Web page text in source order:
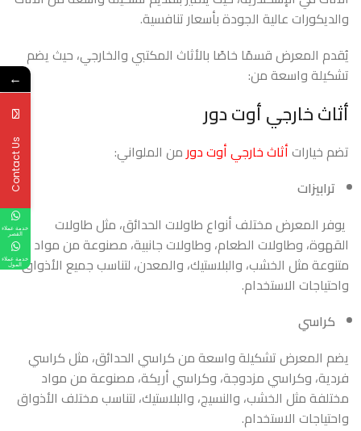
والديكورات عالية الجودة بأسعار تنافسية.
يُقدم المعرض قسمًا خاصًا بالأثاث المكتبي والخارجي، حيث يضم
تشكيلة واسعة من:
أثاث خارجي أوت دور
تضم خياراتأثاث خارجي أوت دور من الملواني:
ترابيزات
يوفر المعرض مختلف أنواع طاولات الحدائق، مثل طاولات
القهوة، وطاولات الطعام، وطاولات جانبية، مصنوعة من مواد
متنوعة مثل الخشب، والبلاستيك، والمعدن، لتناسب جميع الأذواق
واحتياجات الاستخدام.
كراسي
يضم المعرض تشكيلة واسعة من كراسي الحدائق، مثل كراسي
فردية، وكراسي مزدوجة، وكراسي أريكة، مصنوعة من مواد
مختلفة مثل الخشب، والنسيج، والبلاستيك، لتناسب مختلف الأذواق
واحتياجات الاستخدام.
←
Contact Us
خدمة عملاء
القصر
خدمة عملاء
المول